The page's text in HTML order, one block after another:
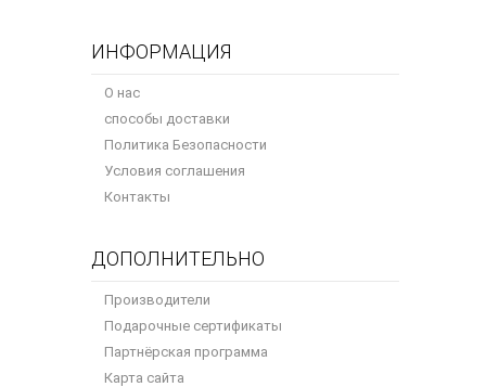
ИНФОРМАЦИЯ
О нас
способы доставки
Политика Безопасности
Условия соглашения
Контакты
ДОПОЛНИТЕЛЬНО
Производители
Подарочные сертификаты
Партнёрская программа
Карта сайта